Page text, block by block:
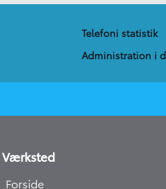
Telefoni statistik
Administration​ i
Værksted
Forside